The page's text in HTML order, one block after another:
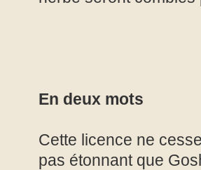
En deux mots
Cette licence ne
pas étonnant que